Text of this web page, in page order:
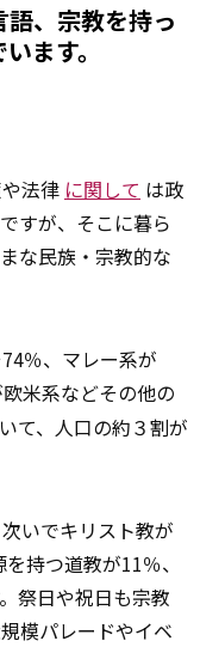
、宗教を持っ
ます。
法律 に関して は政
すが、そこに暮ら
な民族・宗教的な
％、マレー系が
米系などその他の
て、人口の約３割が
いでキリスト教が
持つ道教が11％、
祭日や祝日も宗教
模パレードやイベ